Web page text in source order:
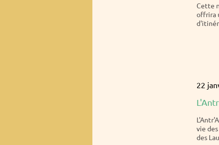
Cette
offrira
22
vie
des